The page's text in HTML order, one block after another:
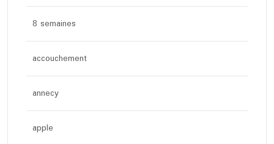
8 semaines
accouchement
annecy
apple